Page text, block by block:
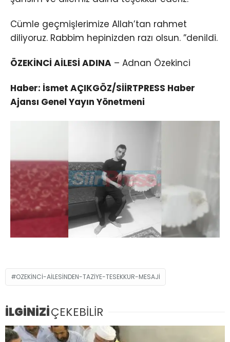
Cümle geçmişlerimize Allah’tan rahmet
diliyoruz. Rabbim hepinizden razı olsun. ”denildi.
ÖZEKİNCİ AİLESİ ADINA – Adnan Özekinci
Haber: İsmet AÇIKGÖZ/SİİRTPRESS Haber
Ajansı Genel Yayın Yönetmeni
OZEKINCI-AILESINDEN-TAZIYE-TESEKKUR-MESAJI
İLGİNİZİÇEKEBİLİR